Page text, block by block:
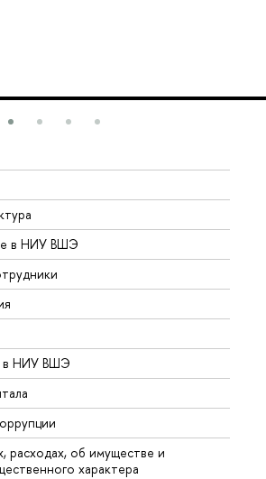
в НИУ ВШЭ
в НИУ ВШЭ
расходах, об имуществе и
характера